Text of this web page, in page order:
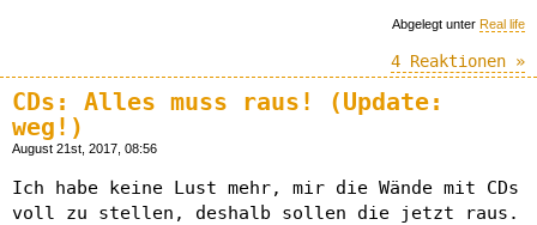
Abgelegt unter Real life
4 Reaktionen »
CDs: Alles muss raus! (Update:
weg!)
August 21st, 2017, 08:56
Ich habe keine Lust mehr, mir die Wände mit CDs
voll zu stellen, deshalb sollen die jetzt raus.